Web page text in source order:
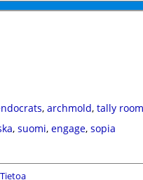
, archmold, tally
, suomi, engage, sopia
Tietoa